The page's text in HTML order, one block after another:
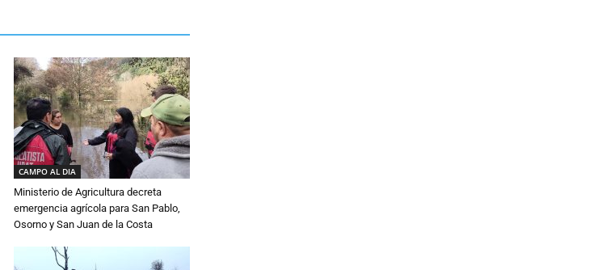
CAMPO AL DIA
Ministerio de Agricultura decreta
emergencia agrícola para San Pablo,
Osorno y San Juan de la Costa